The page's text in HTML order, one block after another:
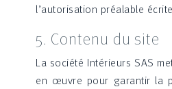
l’autorisation préalable
5. Contenu du site
La société Intérieurs SAS
en œuvre pour garantir la